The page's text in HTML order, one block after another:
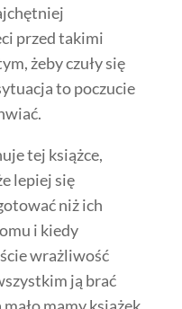
przed takimi
żeby czuły się
to poczucie
tej książce,
lepiej się
niż ich
i kiedy
wrażliwość
ją brać
mamy książek